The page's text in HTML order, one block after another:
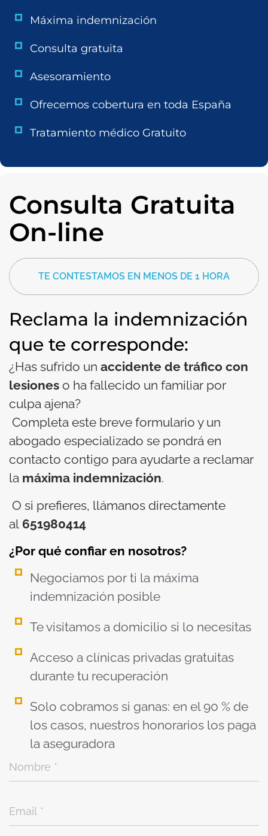
Máxima indemnización
Consulta gratuita
Asesoramiento
Ofrecemos cobertura en toda España
Tratamiento médico Gratuito
Consulta Gratuita
On-line
TE CONTESTAMOS EN MENOS DE 1 HORA
Reclama la indemnización
que te corresponde:
¿Has sufrido un accidente de tráfico con
lesiones o ha fallecido un familiar por
culpa ajena?
Completa este breve formulario y un
abogado especializado se pondrá en
contacto contigo para ayudarte a reclamar
la máxima indemnización.
O si prefieres, llámanos directamente
al 651980414
¿Por qué confiar en nosotros?
Negociamos por ti la máxima
indemnización posible
Te visitamos a domicilio si lo necesitas
Acceso a clínicas privadas gratuitas
durante tu recuperación
Solo cobramos si ganas: en el 90 % de
los casos, nuestros honorarios los paga
la aseguradora